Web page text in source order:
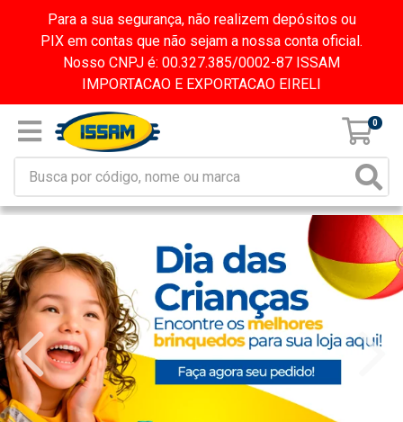
Para a sua segurança, não realizem depósitos ou
PIX em contas que não sejam a nossa conta oficial.
Nosso CNPJ é: 00.327.385/0002-87 ISSAM
IMPORTACAO E EXPORTACAO EIRELI
0